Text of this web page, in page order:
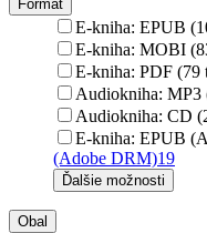
Formát
E-kniha: EPUB
E-kniha: MOBI
E-kniha: PDF (79
Audiokniha: MP3
Audiokniha: CD
E-kniha: EPUB
(Adobe DRM)19
Ďalšie možnosti
Obal